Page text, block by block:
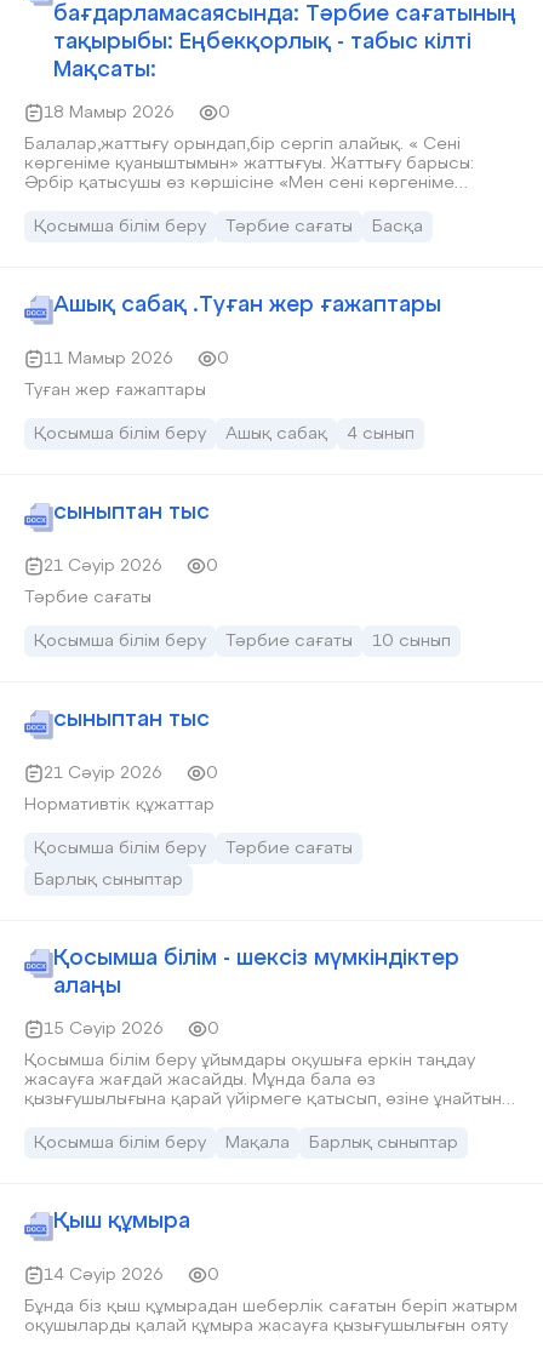
бағдарламасаясында: Тәрбие сағатының
тақырыбы: Еңбекқорлық - табыс кілті
Мақсаты:
18 Мамыр 2026
0
Балалар,жаттығу орындап,бір сергіп алайық. « Сені
көргеніме қуаныштымын» жаттығуы. Жаттығу барысы:
Әрбір қатысушы өз көршісіне «Мен сені көргеніме
секілді сөз тіркестерімен жеткізесіз.
Қосымша білім беру Тәрбие сағаты Басқа
Ашық сабақ .Туған жер ғажаптары
11 Мамыр 2026
0
Туған жер ғажаптары
Қосымша білім беру Ашық сабақ 4 сынып
сыныптан тыс
21 Сәуір 2026
0
Тәрбие сағаты
Қосымша білім беру Тәрбие сағаты 10 сынып
сыныптан тыс
21 Сәуір 2026
0
Нормативтік құжаттар
Қосымша білім беру
Тәрбие сағаты
Барлық сыныптар
Қосымша білім - шексіз мүмкіндіктер
алаңы
15 Сәуір 2026
0
Қосымша білім беру ұйымдары оқушыға еркін таңдау
жасауға жағдай жасайды. Мұнда бала өз
қызығушылығына қарай үйірмеге қатысып, өзіне ұнайтын
сезінеді, ойын ашық жеткізеді және жаңа қырынан
баланың өзін табуына көмектесетін маңызды қадам.
Қосымша білім беру Мақала Барлық сыныптар
Қыш құмыра
14 Сәуір 2026
0
Бұнда біз қыш құмырадан шеберлік сағатын беріп жатырм
оқушыларды қалай құмыра жасауға қызығушылығын ояту